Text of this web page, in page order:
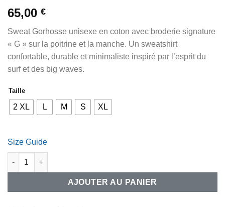
65,00 €
Sweat Gorhosse unisexe en coton avec broderie signature
« G » sur la poitrine et la manche. Un sweatshirt
confortable, durable et minimaliste inspiré par l’esprit du
surf et des big waves.
Taille
2 XL L M S XL
Size Guide
AJOUTER AU PANIER